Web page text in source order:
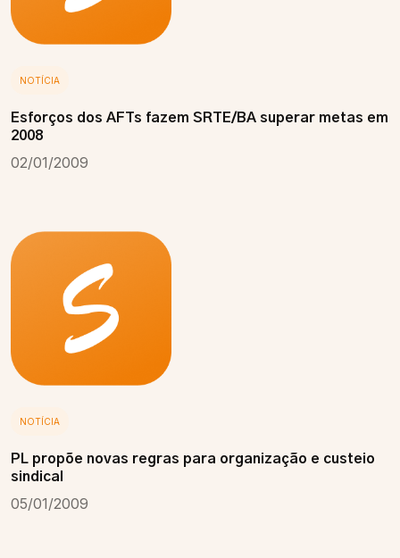
NOTÍCIA
Esforços dos AFTs fazem SRTE/BA superar metas em
2008
02/01/2009
NOTÍCIA
PL propõe novas regras para organização e custeio
sindical
05/01/2009